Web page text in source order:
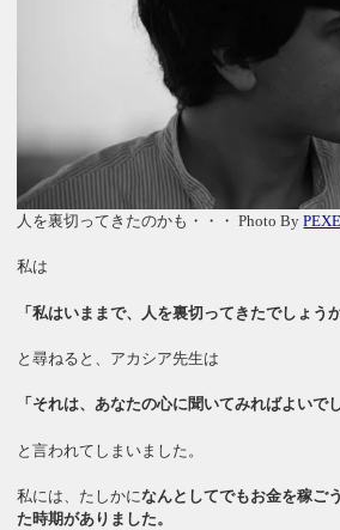
人を裏切ってきたのかも・・・ Photo By
私は
「私はいままで、人を裏切ってきたでしょうか
と尋ねると、アカシア先生は
「それは、あなたの心に聞いてみればよいで
と言われてしまいました。
私には、たしかになんとしてでもお金を稼ご
た時期がありました。